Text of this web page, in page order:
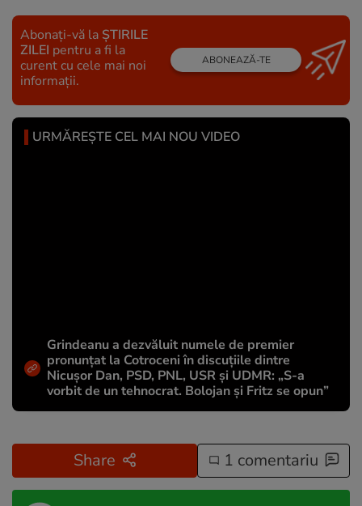
Abonați-vă la ȘTIRILE
ZILEI pentru a fi la
curent cu cele mai noi
informații.
ABONEAZĂ-TE
URMĂREȘTE CEL MAI NOU VIDEO
Grindeanu a dezvăluit numele de premier
pronunțat la Cotroceni în discuțiile dintre
Nicușor Dan, PSD, PNL, USR și UDMR: „S-a
vorbit de un tehnocrat. Bolojan și Fritz se opun”
Share 1 comentariu